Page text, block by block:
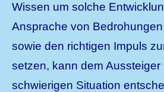
Wissen um solche
Ansprache von
sowie den richtigen Impuls
setzen, kann dem Aussteiger
schwierigen Situation